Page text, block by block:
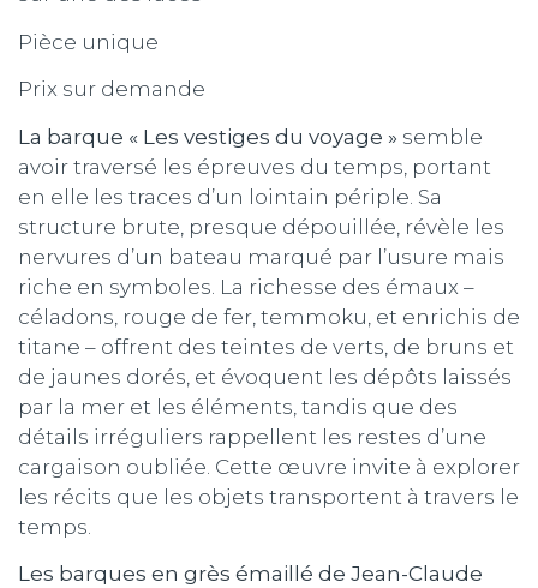
Pièce unique
Prix sur demande
La barque « Les vestiges du voyage » semble
avoir traversé les épreuves du temps, portant
en elle les traces d’un lointain périple. Sa
structure brute, presque dépouillée, révèle les
nervures d’un bateau marqué par l’usure mais
riche en symboles. La richesse des émaux –
céladons, rouge de fer, temmoku, et enrichis de
titane – offrent des teintes de verts, de bruns et
de jaunes dorés, et évoquent les dépôts laissés
par la mer et les éléments, tandis que des
détails irréguliers rappellent les restes d’une
cargaison oubliée. Cette œuvre invite à explorer
les récits que les objets transportent à travers le
temps.
Les barques en grès émaillé de Jean-Claude